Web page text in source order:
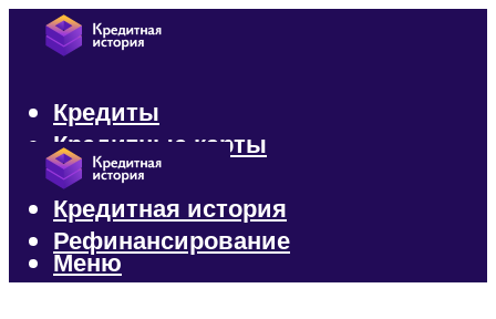
Кредиты
Кредитные карты
Микрозаймы
Кредитная история
Рефинансирование
Меню